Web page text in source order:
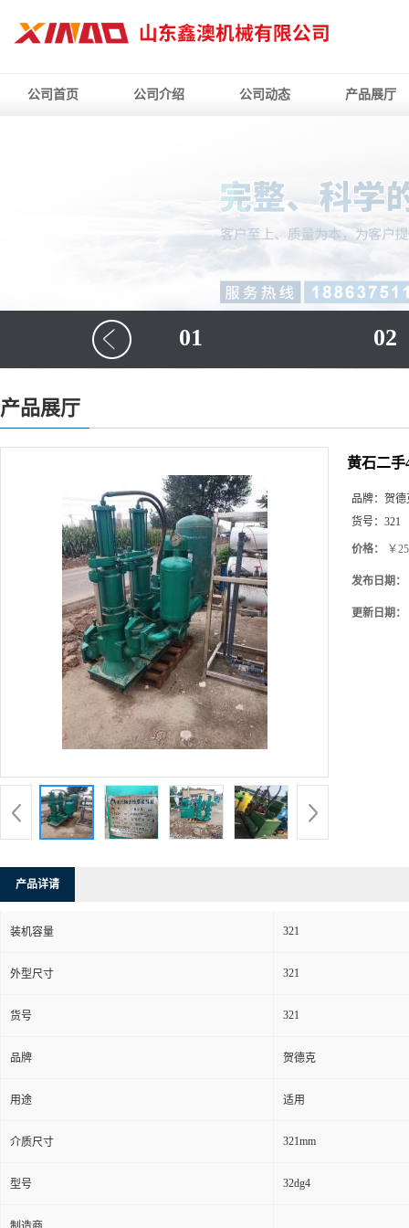
公司首页 公司介绍 公司动态 产品展厅
01 02
产品展厅
黄石二手
品牌： 贺德
货号： 321
价格： ￥
发布日期：
更新日期：
产品详请
装机容量 321
外型尺寸 321
货号 321
品牌 贺德克
用途 适用
介质尺寸 321mm
型号 32dg4